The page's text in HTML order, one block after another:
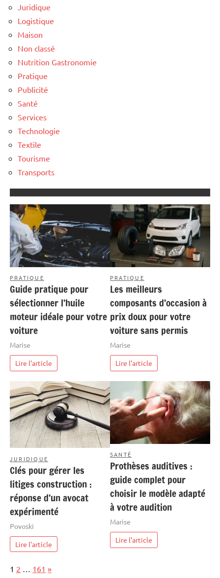
Juridique
Logistique
Maison
Non classé
Nutrition Gastronomie
Pratique
Publicité
Santé
Services
Technologie
Textile
Tourisme
Transports
PRATIQUE
Guide pratique pour
sélectionner l’huile
moteur idéale pour votre
voiture
Marise
Lire l'article
PRATIQUE
Les meilleurs
composants d’occasion à
prix doux pour votre
voiture sans permis
Marise
Lire l'article
JURIDIQUE
Clés pour gérer les
litiges construction :
réponse d’un avocat
expérimenté
Povoski
Lire l'article
SANTÉ
Prothèses auditives :
guide complet pour
choisir le modèle adapté
à votre audition
Marise
Lire l'article
Page:
1 2 … 161 Next
»